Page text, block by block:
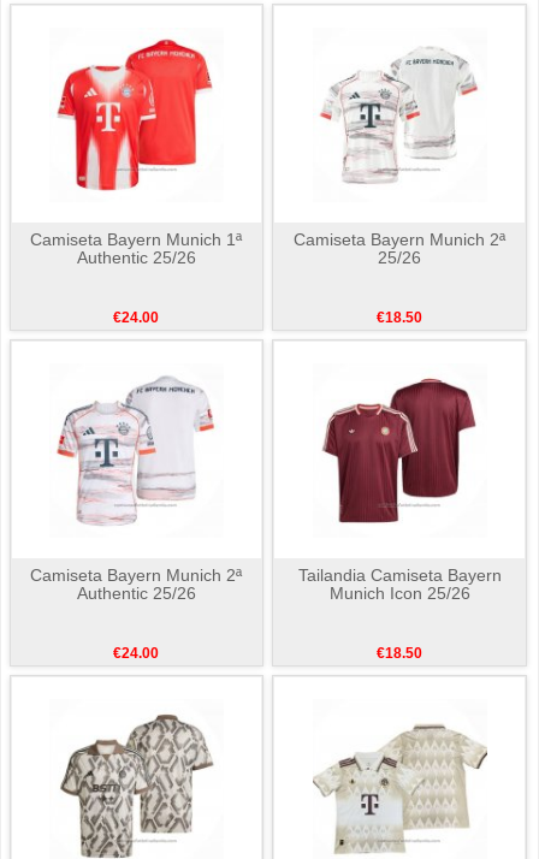
Camiseta Bayern Munich 1ª
Authentic 25/26
€24.00
Camiseta Bayern Munich 2ª
25/26
€18.50
Camiseta Bayern Munich 2ª
Authentic 25/26
€24.00
Tailandia Camiseta Bayern
Munich Icon 25/26
€18.50